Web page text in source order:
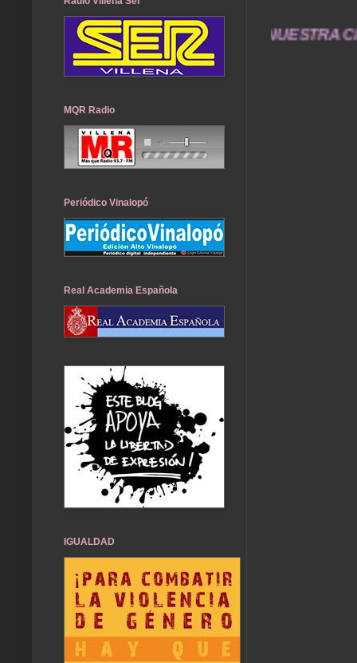
HISTÓRICA DE NUESTRA
MQR Radio
Periódico Vinalopó
Real Academia Española
IGUALDAD